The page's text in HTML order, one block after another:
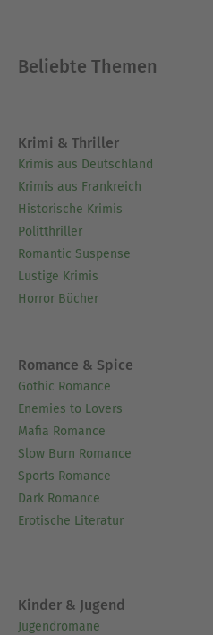
Beliebte Themen
Krimi & Thriller
Krimis aus Deutschland
Krimis aus Frankreich
Historische Krimis
Politthriller
Romantic Suspense
Lustige Krimis
Horror Bücher
Romance & Spice
Gothic Romance
Enemies to Lovers
Mafia Romance
Slow Burn Romance
Sports Romance
Dark Romance
Erotische Literatur
Kinder & Jugend
Jugendromane